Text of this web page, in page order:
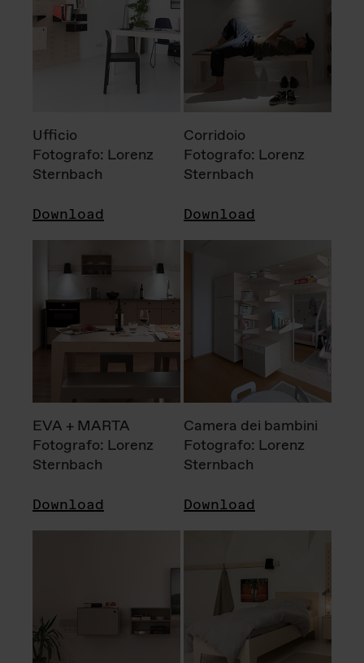
Ufficio
Fotografo: Lorenz
Sternbach
Download
Corridoio
Fotografo: Lorenz
Sternbach
Download
EVA + MARTA
Fotografo: Lorenz
Sternbach
Download
Camera dei bambini
Fotografo: Lorenz
Sternbach
Download